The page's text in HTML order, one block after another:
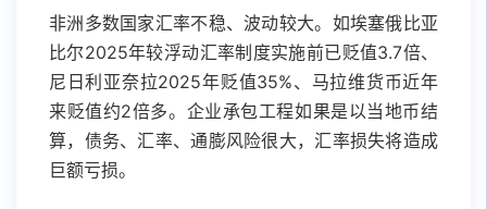
非洲多数国家汇率不稳、波动较大。如埃塞俄比亚
比尔2025年较浮动汇率制度实施前已贬值3.7倍、
尼日利亚奈拉2025年贬值35%、马拉维货币近年
来贬值约2倍多。企业承包工程如果是以当地币结
算，债务、汇率、通膨风险很大，汇率损失将造成
巨额亏损。